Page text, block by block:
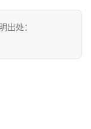
出处：